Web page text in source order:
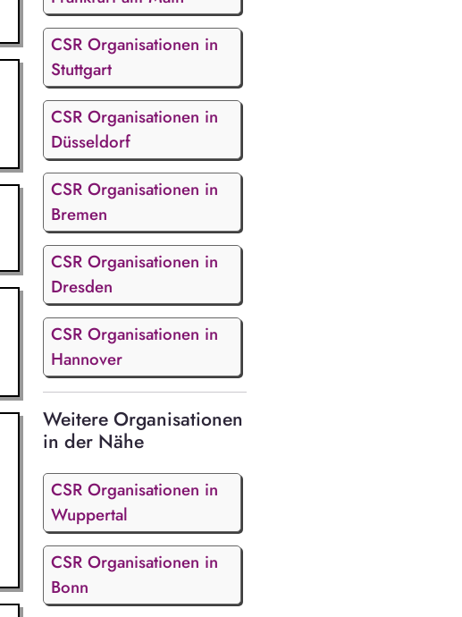
CSR Organisationen in
Stuttgart
CSR Organisationen in
Düsseldorf
CSR Organisationen in
Bremen
CSR Organisationen in
Dresden
CSR Organisationen in
Hannover
Weitere Organisationen
in der Nähe
CSR Organisationen in
Wuppertal
CSR Organisationen in
Bonn